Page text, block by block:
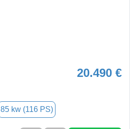
20.490 €
85 kw (116 PS)